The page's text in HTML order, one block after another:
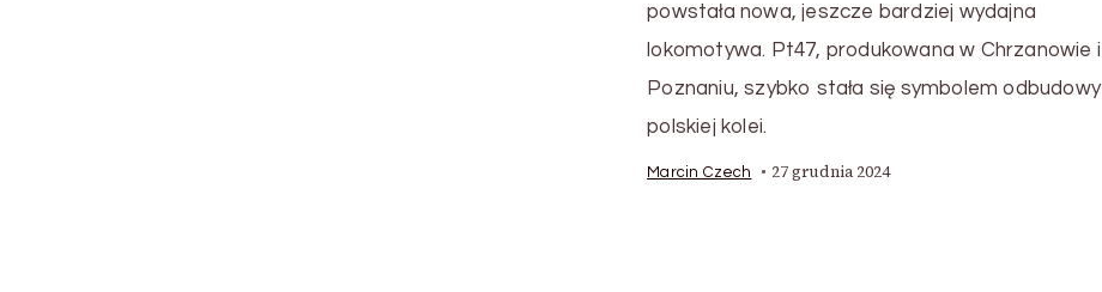
powstała nowa, jeszcze bardziej wydajna
lokomotywa. Pt47, produkowana w Chrzanowie i
Poznaniu, szybko stała się symbolem odbudowy
polskiej kolei.
Marcin Czech 27 grudnia 2024